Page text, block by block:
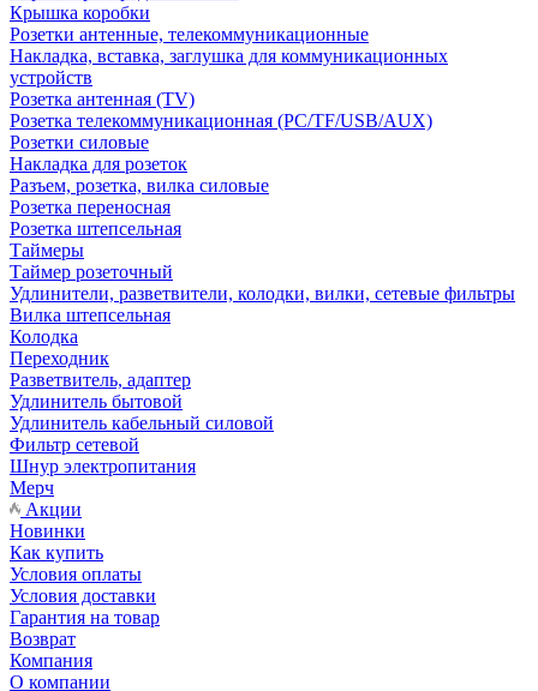
Крышка коробки
Розетки антенные, телекоммуникационные
Накладка, вставка, заглушка для коммуникационных
устройств
Розетка антенная (TV)
Розетка телекоммуникационная (PC/TF/USB/AUX)
Розетки силовые
Накладка для розеток
Разъем, розетка, вилка силовые
Розетка переносная
Розетка штепсельная
Таймеры
Таймер розеточный
Удлинители, разветвители, колодки, вилки, сетевые фильтры
Вилка штепсельная
Колодка
Переходник
Разветвитель, адаптер
Удлинитель бытовой
Удлинитель кабельный силовой
Фильтр сетевой
Шнур электропитания
Мерч
Акции
Новинки
Как купить
Условия оплаты
Условия доставки
Гарантия на товар
Возврат
Компания
О компании